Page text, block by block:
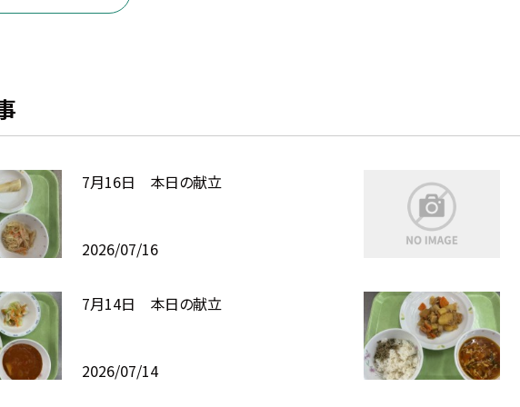
7月16日 本日の献立
2026/07/16
7月14日 本日の献立
2026/07/14